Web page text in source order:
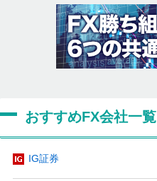
おすすめFX会社一覧
IG証券